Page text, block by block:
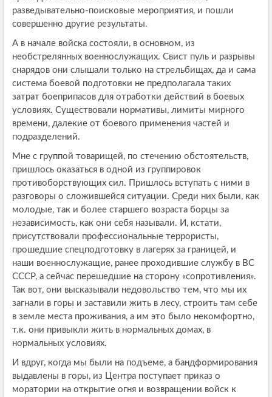
разведывательно-поисковые мероприятия, и пошли
совершенно другие результаты.
А в начале войска состояли, в основном, из
необстрелянных военнослужащих. Свист пуль и разрывы
снарядов они слышали только на стрельбищах, да и сама
система боевой подготовки не предполагала таких
затрат боеприпасов для отработки действий в боевых
условиях. Существовали нормативы, лимиты мирного
времени, далекие от боевого применения частей и
подразделений.
Мне с группой товарищей, по стечению обстоятельств,
пришлось оказаться в одной из группировок
противоборствующих сил. Пришлось вступать с ними в
разговоры о сложившейся ситуации. Среди них были, как
молодые, так и более старшего возраста борцы за
независимость, как они себя называли. И, кстати,
присутствовали профессиональные террористы,
прошедшие спецподготовку в лагерях за границей, и
наши военнослужащие, ранее проходившие службу в ВС
СССР, а сейчас перешедшие на сторону «сопротивления».
Так вот, они высказывали недовольство тем, что мы их
загнали в горы и заставили жить в лесу, строить там себе
в земле места проживания, а им это было некомфортно,
т.к. они привыкли жить в нормальных домах, в
нормальных условиях.
И вдруг, когда мы были на подъеме, а бандформирования
выдавлены в горы, из Центра поступает приказ о
моратории на открытие огня и возвращении войск к